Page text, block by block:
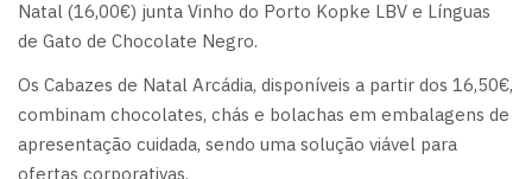
Natal (16,00€) junta Vinho do Porto Kopke LBV e Línguas
de Gato de Chocolate Negro.
Os Cabazes de Natal Arcádia, disponíveis a partir dos 16,50€,
combinam chocolates, chás e bolachas em embalagens de
apresentação cuidada, sendo uma solução viável para
ofertas corporativas.